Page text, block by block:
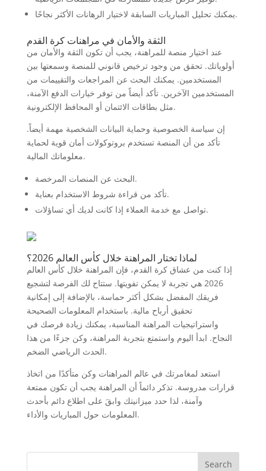
يمكنك تحليل المباريات السابقة لاختيار الرهانات الأكثر نجاحًا.
الثقة والأمان في مراهنات كرة القدم
عند اختيار منصة للمراهنة، يجب أن تكون الثقة والأمان من
أولوياتك. تحقق من وجود ترخيص قانوني للمنصة وسمعتها بين
المستخدمين. يمكنك البحث عن المراجعات والتقييمات من
المستخدمين الآخرين. تأكد أيضاً من توفر خيارات الدفع الآمنة،
مثل بطاقات الائتمان أو المحافظ الإلكترونية.
إن سياسة الخصوصية وحماية البيانات الشخصية مهمة أيضاً.
تأكد من أن المنصة تستخدم بروتوكولات أمان قوية لحماية
معلوماتك المالية.
البحث عن المنصات المرخصة.
تأكد من قراءة شروط الاستخدام بعناية.
تواصل مع خدمة العملاء إذا كانت لديك أي تساؤلات.
لماذا تختار المراهنة خلال كأس العالم 2026؟
إذا كنت من عشاق كرة القدم، فإن المراهنة خلال كأس العالم
2026 هي تجربة لا يمكن تفويتها. ستتاح لك الفرصة لتشجيع
فريقك المفضل بشكل أكثر حماسة، بالإضافة إلى إمكانية
تحقيق أرباح مالية. باستخدام المعلومات الصحيحة
واستراتيجيات المراهنة المناسبة، يمكنك زيادة فرصك في
النجاح. ابدأ اليوم واستمتع بتجربة المراهنة، وكن جزءًا من هذا
الحدث الرياضي الضخم.
استعد لمغامرتك في عالم المراهنات وكن متأكدًا من اتخاذ
قرارات مدروسة. تذكر دائماً أن المراهنة يجب أن تكون ممتعة
وآمنة، لذا حدد ميزانيتك وابقَ على اطلاع دائم بأحدث
المعلومات حول المباريات والأداء.
Search